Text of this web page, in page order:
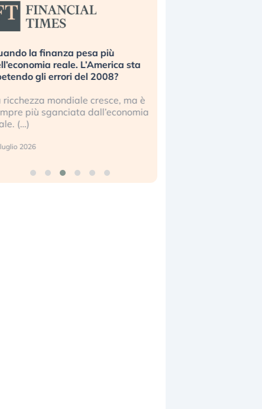
la finanza pesa più
reale. L’America sta
gli errori del 2008?
ricchezza mondiale cresce, ma è
più sganciata dall’economia
(…)
2026